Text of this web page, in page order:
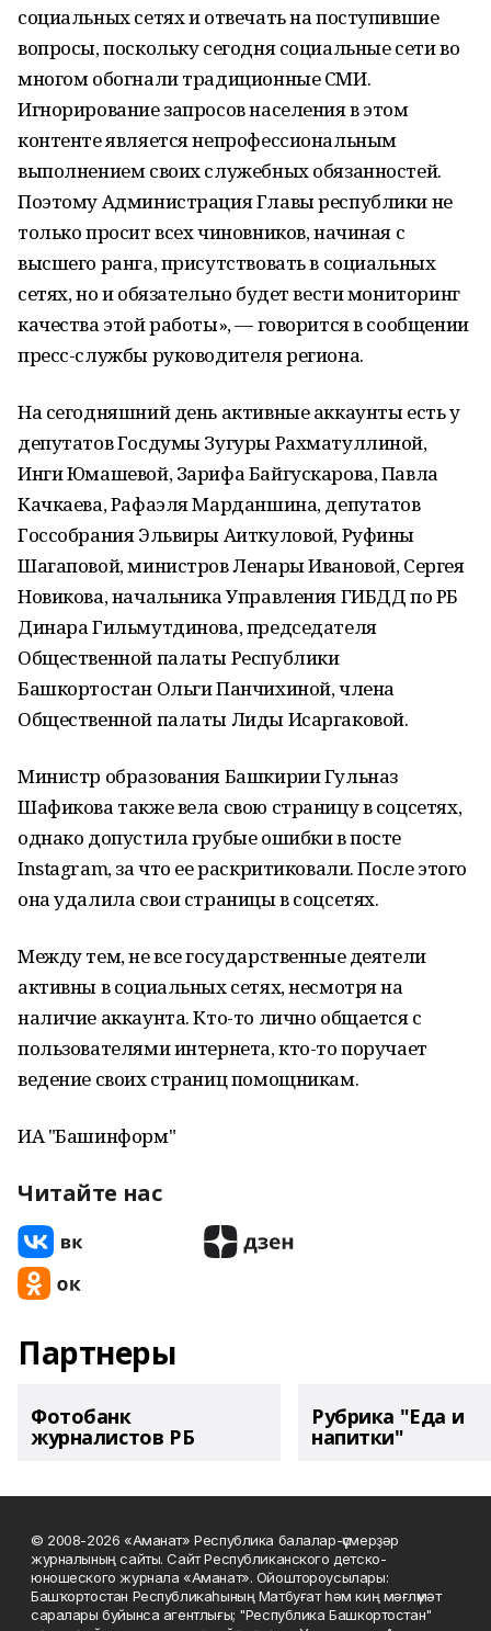
социальных сетях и отвечать на поступившие
вопросы, поскольку сегодня социальные сети во
многом обогнали традиционные СМИ.
Игнорирование запросов населения в этом
контенте является непрофессиональным
выполнением своих служебных обязанностей.
Поэтому Администрация Главы республики не
только просит всех чиновников, начиная с
высшего ранга, присутствовать в социальных
сетях, но и обязательно будет вести мониторинг
качества этой работы», — говорится в сообщении
пресс-службы руководителя региона.
На сегодняшний день активные аккаунты есть у
депутатов Госдумы Зугуры Рахматуллиной,
Инги Юмашевой, Зарифа Байгускарова, Павла
Качкаева, Рафаэля Марданшина, депутатов
Госсобрания Эльвиры Аиткуловой, Руфины
Шагаповой, министров Ленары Ивановой, Сергея
Новикова, начальника Управления ГИБДД по РБ
Динара Гильмутдинова, председателя
Общественной палаты Республики
Башкортостан Ольги Панчихиной, члена
Общественной палаты Лиды Исаргаковой.
Министр образования Башкирии Гульназ
Шафикова также вела свою страницу в соцсетях,
однако допустила грубые ошибки в посте
Instagram, за что ее раскритиковали. После этого
она удалила свои страницы в соцсетях.
Между тем, не все государственные деятели
активны в социальных сетях, несмотря на
наличие аккаунта. Кто-то лично общается с
пользователями интернета, кто-то поручает
ведение своих страниц помощникам.
ИА "Башинформ"
Читайте нас
Партнеры
Фотобанк
журналистов РБ
Рубрика "Еда и
напитки"
© 2008-2026 «Аманат» Республика балалар-үҫмерҙәр
журналының сайты. Сайт Республиканского детско-
юношеского журнала «Аманат». Ойоштороусылары:
Башҡортостан Республикаһының Матбуғат һәм киң мәғлүмәт
саралары буйынса агентлығы; "Республика Башкортостан"